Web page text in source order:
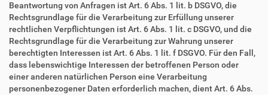
Beantwortung von Anfragen ist Art. 6 Abs. 1 lit. b DSGVO, die
Rechtsgrundlage für die Verarbeitung zur Erfüllung unserer
rechtlichen Verpflichtungen ist Art. 6 Abs. 1 lit. c DSGVO, und die
Rechtsgrundlage für die Verarbeitung zur Wahrung unserer
berechtigten Interessen ist Art. 6 Abs. 1 lit. f DSGVO. Für den Fall,
dass lebenswichtige Interessen der betroffenen Person oder
einer anderen natürlichen Person eine Verarbeitung
personenbezogener Daten erforderlich machen, dient Art. 6 Abs.